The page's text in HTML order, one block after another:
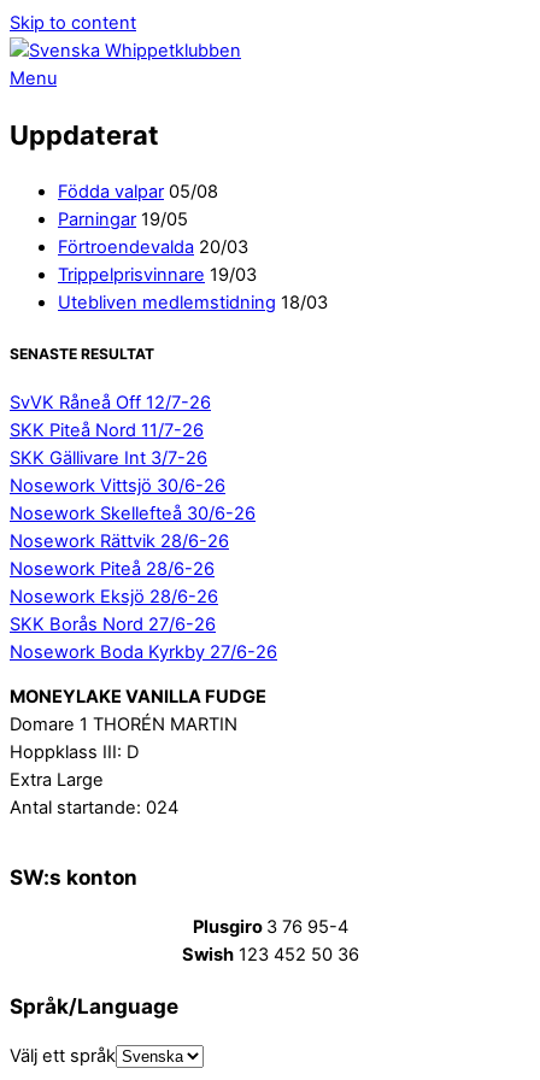
Skip to content
Menu
Uppdaterat
Födda valpar 05/08
Parningar 19/05
Förtroendevalda 20/03
Trippelprisvinnare 19/03
Utebliven medlemstidning 18/03
SENASTE RESULTAT
SvVK Råneå Off 12/7-26
SKK Piteå Nord 11/7-26
SKK Gällivare Int 3/7-26
Nosework Vittsjö 30/6-26
Nosework Skellefteå 30/6-26
Nosework Rättvik 28/6-26
Nosework Piteå 28/6-26
Nosework Eksjö 28/6-26
SKK Borås Nord 27/6-26
Nosework Boda Kyrkby 27/6-26
MONEYLAKE VANILLA FUDGE
Domare 1 THORÉN MARTIN
Hoppklass III: D
Extra Large
Antal startande: 024
SW:s konton
Plusgiro 3 76 95-4
Swish123 452 50 36
Språk/Language
Välj ett språk